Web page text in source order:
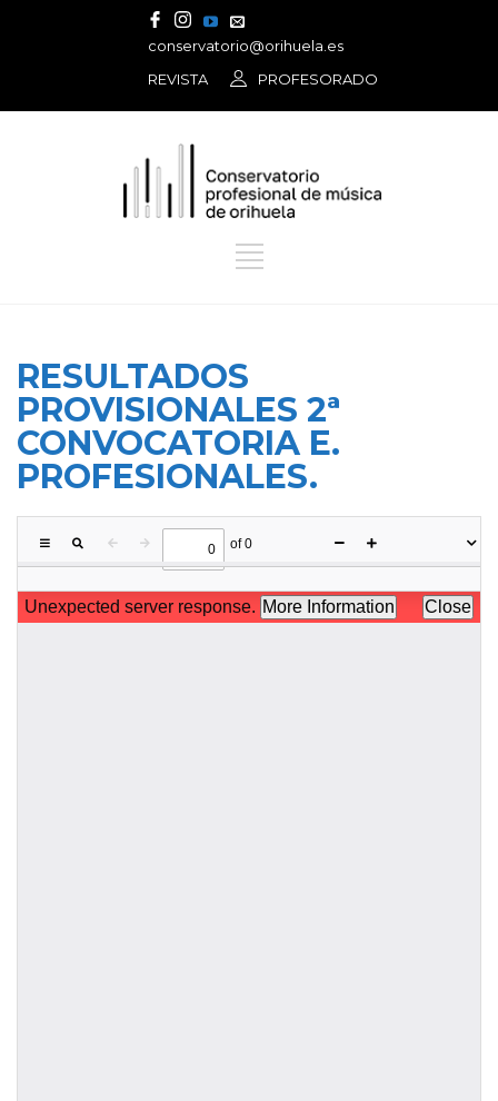
conservatorio@orihuela.es
PROFESORADO
REVISTA
RESULTADOS
PROVISIONALES 2ª
CONVOCATORIA E.
PROFESIONALES.